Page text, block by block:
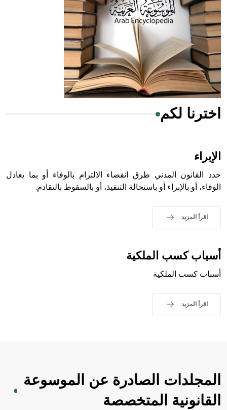
- هل تعلم أن المرجان إفراز حيواني يتكون في البحر ويتركب
من مادة كربونات الكلسيوم، وهو أحمر أو شديد الحمرة وهو
أجود أنواعه، ويمتاز بكبر الحجم ويسمى الش
هل تعلم أن الأبسيد كلمة فرنسية اللفظ تم اعتمادها مصطلحاً
التاسع، وهم ينتسبون إلى أسرة أوسروين
اخترنا لكم
الإبراء
حدد القانون المدني طرق انقضاء الالتزام بالوفاء أو بما يعادل
الوفاء، أو بالإبراء أو باستحالة التنفيذ، أو بالسقوط بالتقادم.
اقرأ المزيد
أسباب كسب الملكية
أسباب كسب الملكية
اقرأ المزيد
المجلدات الصادرة عن الموسوعة
القانونية المتخصصة